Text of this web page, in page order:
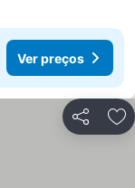
Ver preços
Partilhar